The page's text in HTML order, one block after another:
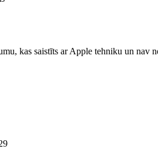
kas saistīts ar Apple tehniku un nav